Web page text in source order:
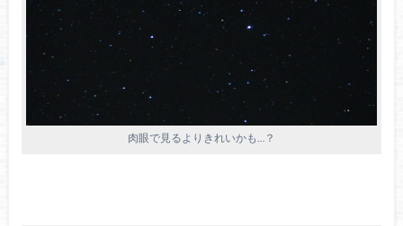
肉眼で見るよりきれいかも…？